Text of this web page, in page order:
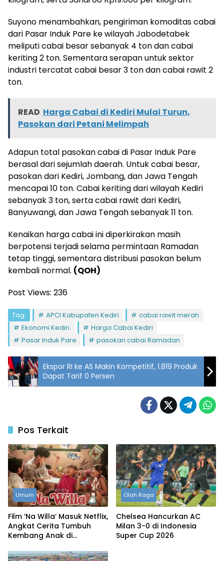
Suyono menambahkan, pengiriman komoditas cabai
dari Pasar Induk Pare ke wilayah Jabodetabek
meliputi cabai besar sebanyak 4 ton dan cabai
keriting 2 ton. Sementara serapan untuk sektor
industri tercatat cabai besar 3 ton dan cabai rawit 2
ton.
READ Harga Cabai di Kediri Mulai Turun,
Pasokan dari Petani Melimpah
Adapun total pasokan cabai di Pasar Induk Pare
berasal dari sejumlah daerah. Untuk cabai besar,
pasokan dari Kediri, Jombang, dan Jawa Tengah
mencapai 10 ton. Cabai keriting dari wilayah Kediri
sebanyak 3 ton, serta cabai rawit dari Kediri,
Banyuwangi, dan Jawa Tengah sebanyak 11 ton.
Kenaikan harga cabai ini diperkirakan masih
berpotensi terjadi selama permintaan Ramadan
tetap tinggi, sementara distribusi pasokan belum
kembali normal. (QOH)
Post Views: 236
Tag: APCI Kabupaten Kediri
cabai rawit merah
Ekonomi Kediri.
Harga Cabai Kediri
Pasar Induk Pare
pasokan cabai Ramadan
Ekspor RI ke AS Makin Kompetitif, 1.819 Produk
Dapat Tarif 0 Persen
Pos Terkait
Umum
Film ‘Na Willa’ Masuk Netflix,
Angkat Cerita Tumbuh
Kembang Anak di
Olah Raga
Chelsea Hancurkan AC
Milan 3-0 di Indonesia
Super Cup 2026